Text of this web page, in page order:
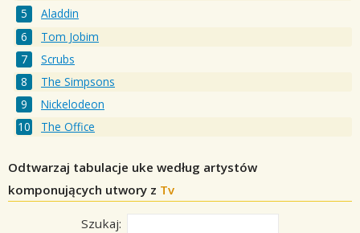
Aladdin
Tom Jobim
Scrubs
The Simpsons
Nickelodeon
The Office
Odtwarzaj tabulacje uke według artystów
komponujących utwory z Tv
Szukaj: